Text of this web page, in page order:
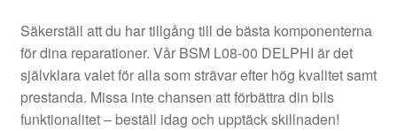
Villkor
Säkerställ att du har tillgång till de bästa komponenterna
för dina reparationer. Vår BSM L08-00 DELPHI är det
självklara valet för alla som strävar efter hög kvalitet samt
prestanda. Missa inte chansen att förbättra din bils
funktionalitet – beställ idag och upptäck skillnaden!